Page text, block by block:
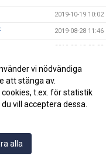
2019-10-19 10:02
2019-08-28 11:46
2019-08-18 08:20
2019-08-14 11:14
2019-08-14 10:18
sig
vi nödvändiga
att stänga av.
t.ex. för statistik
vill acceptera dessa.
alla